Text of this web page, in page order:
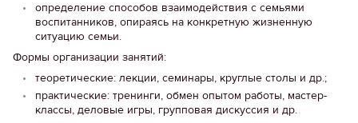
определение способов взаимодействия с семьями
воспитанников, опираясь на конкретную жизненную
ситуацию семьи.
Формы организации занятий:
теоретические: лекции, семинары, круглые столы и др.;
практические: тренинги, обмен опытом работы, мастер-
классы, деловые игры, групповая дискуссия и др.